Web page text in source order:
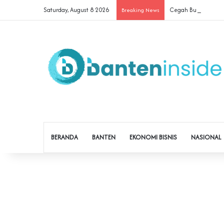
Saturday, August 8 2026 Breaking News Cegah Buruh
BERANDA BANTEN EKONOMI BISNIS NASIONAL